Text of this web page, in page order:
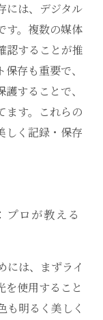
には、デジタル
す。複数の媒体
認することが推
存も重要で、
することで、
ます。これらの
しく記録・保存
プロが教える
には、まずライ
を使用すること
も明るく美しく